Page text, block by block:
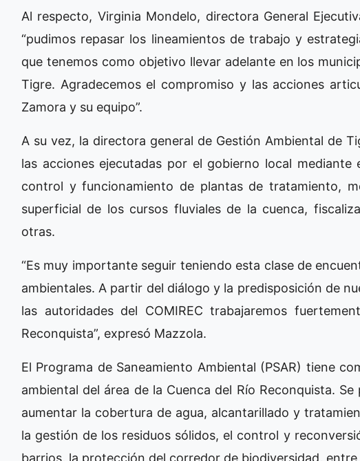
Al respecto, Virginia Mondelo, directora General
“pudimos repasar los lineamientos de trabajo y
que tenemos como objetivo llevar adelante en los
Tigre. Agradecemos el compromiso y las acciones
Zamora y su equipo”.
A su vez, la directora general de Gestión Ambiental de
las acciones ejecutadas por el gobierno local
control y funcionamiento de plantas de tratamiento,
superficial de los cursos fluviales de la cuenca,
otras.
“Es muy importante seguir teniendo esta clase de
ambientales. A partir del diálogo y la predisposición de
las autoridades del COMIREC trabajaremos
Reconquista”, expresó Mazzola.
El Programa de Saneamiento Ambiental (PSAR) tiene
ambiental del área de la Cuenca del Río Reconquista.
aumentar la cobertura de agua, alcantarillado y
la gestión de los residuos sólidos, el control y
barrios, la protección del corredor de biodiversidad,